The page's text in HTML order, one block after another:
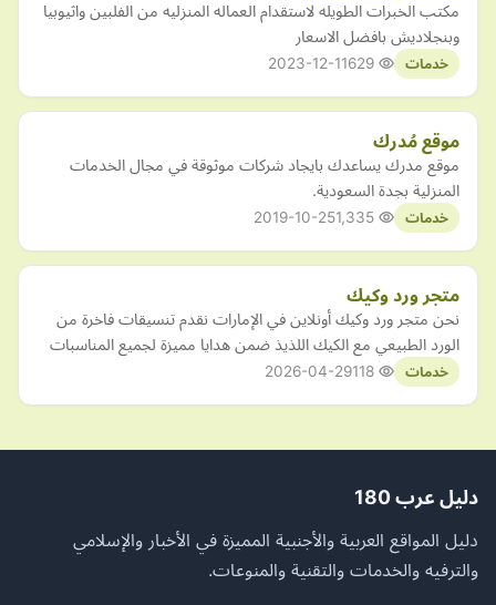
مكتب الخبرات الطويله لاستقدام العماله المنزليه من الفلبين واثيوبيا
وبنجلاديش بافضل الاسعار
خدمات 2023-12-11
موقع مُدرك
موقع مدرك يساعدك بايجاد شركات موثوقة في مجال الخدمات
المنزلية بجدة السعودية.
خدمات 2019-10-25
متجر ورد وكيك
نحن متجر ورد وكيك أونلاين في الإمارات نقدم تنسيقات فاخرة من
الورد الطبيعي مع الكيك اللذيذ ضمن هدايا مميزة لجميع المناسبات
خدمات 2026-04-29
دليل عرب 180
دليل المواقع العربية والأجنبية المميزة في الأخبار والإسلامي
والترفيه والخدمات والتقنية والمنوعات.